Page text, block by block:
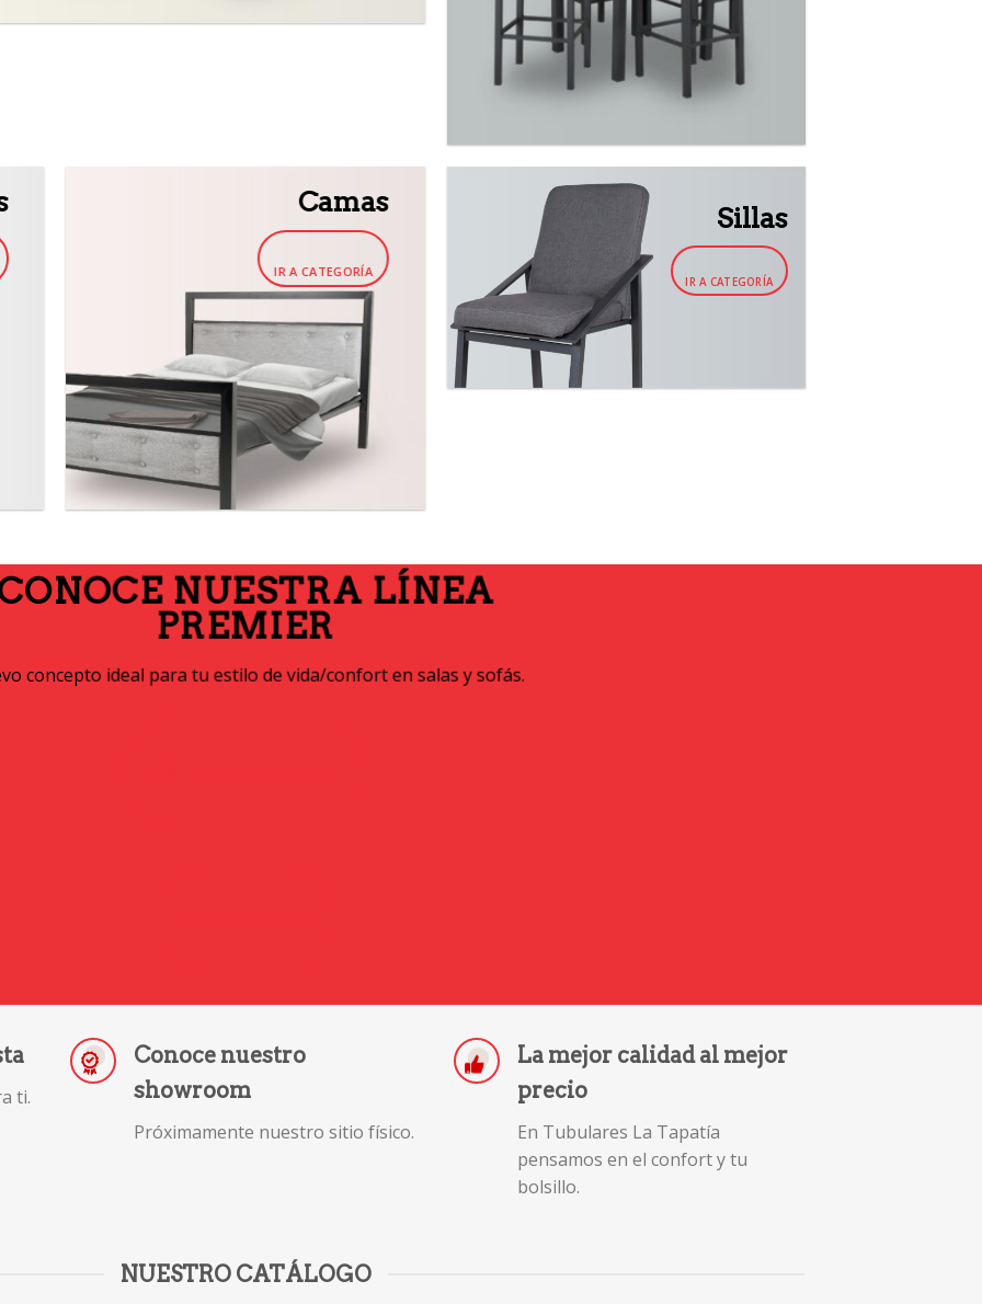
Camas
IR A CATEGORÍA
Sillas
IR A CATEGORÍA
NUESTRA LÍNEA
PREMIER
concepto ideal para tu estilo de vida/confort en salas y sofás.
ti.
Conoce nuestro
showroom
Próximamente nuestro sitio físico.
La mejor calidad al mejor
precio
En Tubulares La Tapatía
pensamos en el confort y tu
bolsillo.
NUESTRO CATÁLOGO